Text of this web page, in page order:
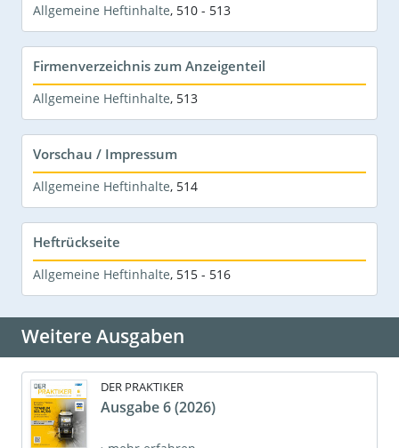
Allgemeine Heftinhalte, 510 - 513
Firmenverzeichnis zum Anzeigenteil
Allgemeine Heftinhalte, 513
Vorschau / Impressum
Allgemeine Heftinhalte, 514
Heftrückseite
Allgemeine Heftinhalte, 515 - 516
Weitere Ausgaben
DER PRAKTIKER
Ausgabe 6 (2026)